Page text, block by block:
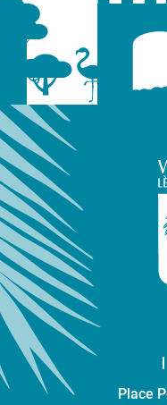
Place